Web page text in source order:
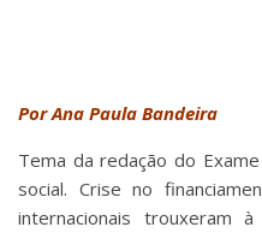
Por Ana Paula Bandeira
Tema da redação do
social. Crise no
internacionais trouxeram